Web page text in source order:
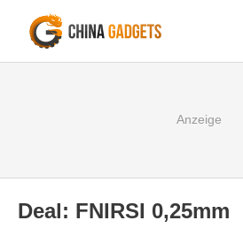
Deal: FNIRSI 0,25mm